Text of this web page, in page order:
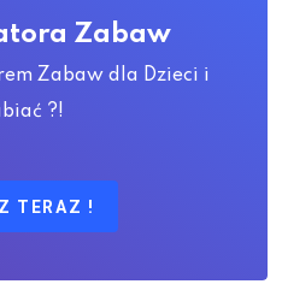
Zabaw
Zabaw dla Dzieci i
?!
TERAZ !